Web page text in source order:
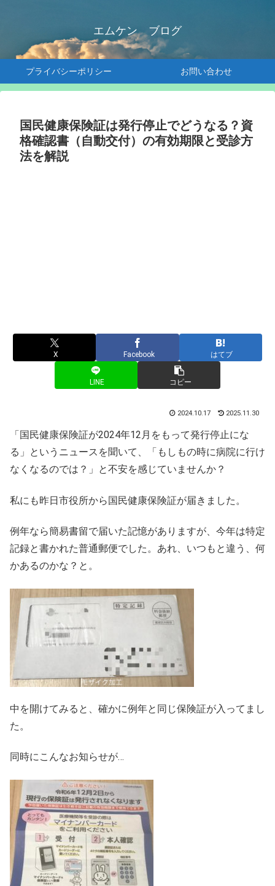
エムケン ブログ
プライバシーポリシー お問い合わせ
国民健康保険証は発行停止でどうなる？資
格確認書（自動交付）の有効期限と受診方
法を解説
X Facebook はてブ
LINE コピー
2024.10.17 2025.11.30
「国民健康保険証が2024年12月をもって発行停止にな
る」というニュースを聞いて、「もしもの時に病院に行け
なくなるのでは？」と不安を感じていませんか？
私にも昨日市役所から国民健康保険証が届きました。
例年なら簡易書留で届いた記憶がありますが、今年は特定
記録と書かれた普通郵便でした。あれ、いつもと違う、何
かあるのかな？と。
中を開けてみると、確かに例年と同じ保険証が入ってまし
た。
同時にこんなお知らせが…